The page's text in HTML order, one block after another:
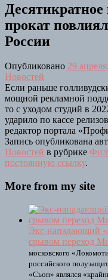
прокат
России
Опубликовано 29
Новостей
Если раньше
мощной рекламной
то с уходом студий в
ударило по кассе
редактор портала
Запись опубликована
Новостей в рубрике
постоянную ссылку.
More from my site
Экс-нападающий
срывом переход
московского
российского
«Сьон» являлся